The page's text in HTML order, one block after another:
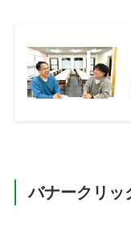
バナークリッ